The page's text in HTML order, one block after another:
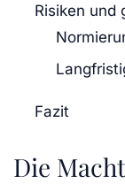
Risiken und
Fazit
Die